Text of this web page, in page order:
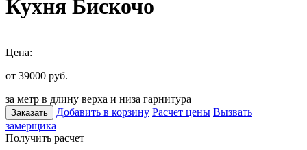
Кухня Бискочо
Цена:
от 39000 руб.
за метр в длину верха и низа гарнитура
Заказать Добавить в корзину Расчет цены Вызвать
замерщика
Получить расчет